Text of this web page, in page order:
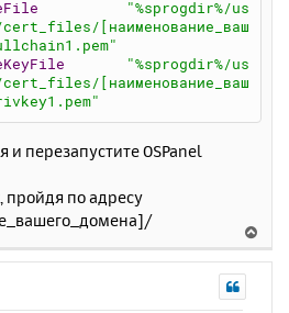
"%sprogdir%/us
[наименование_ваш
"%sprogdir%/us
[наименование_ваш
и перезапустите OSPanel
пройдя по адресу
е